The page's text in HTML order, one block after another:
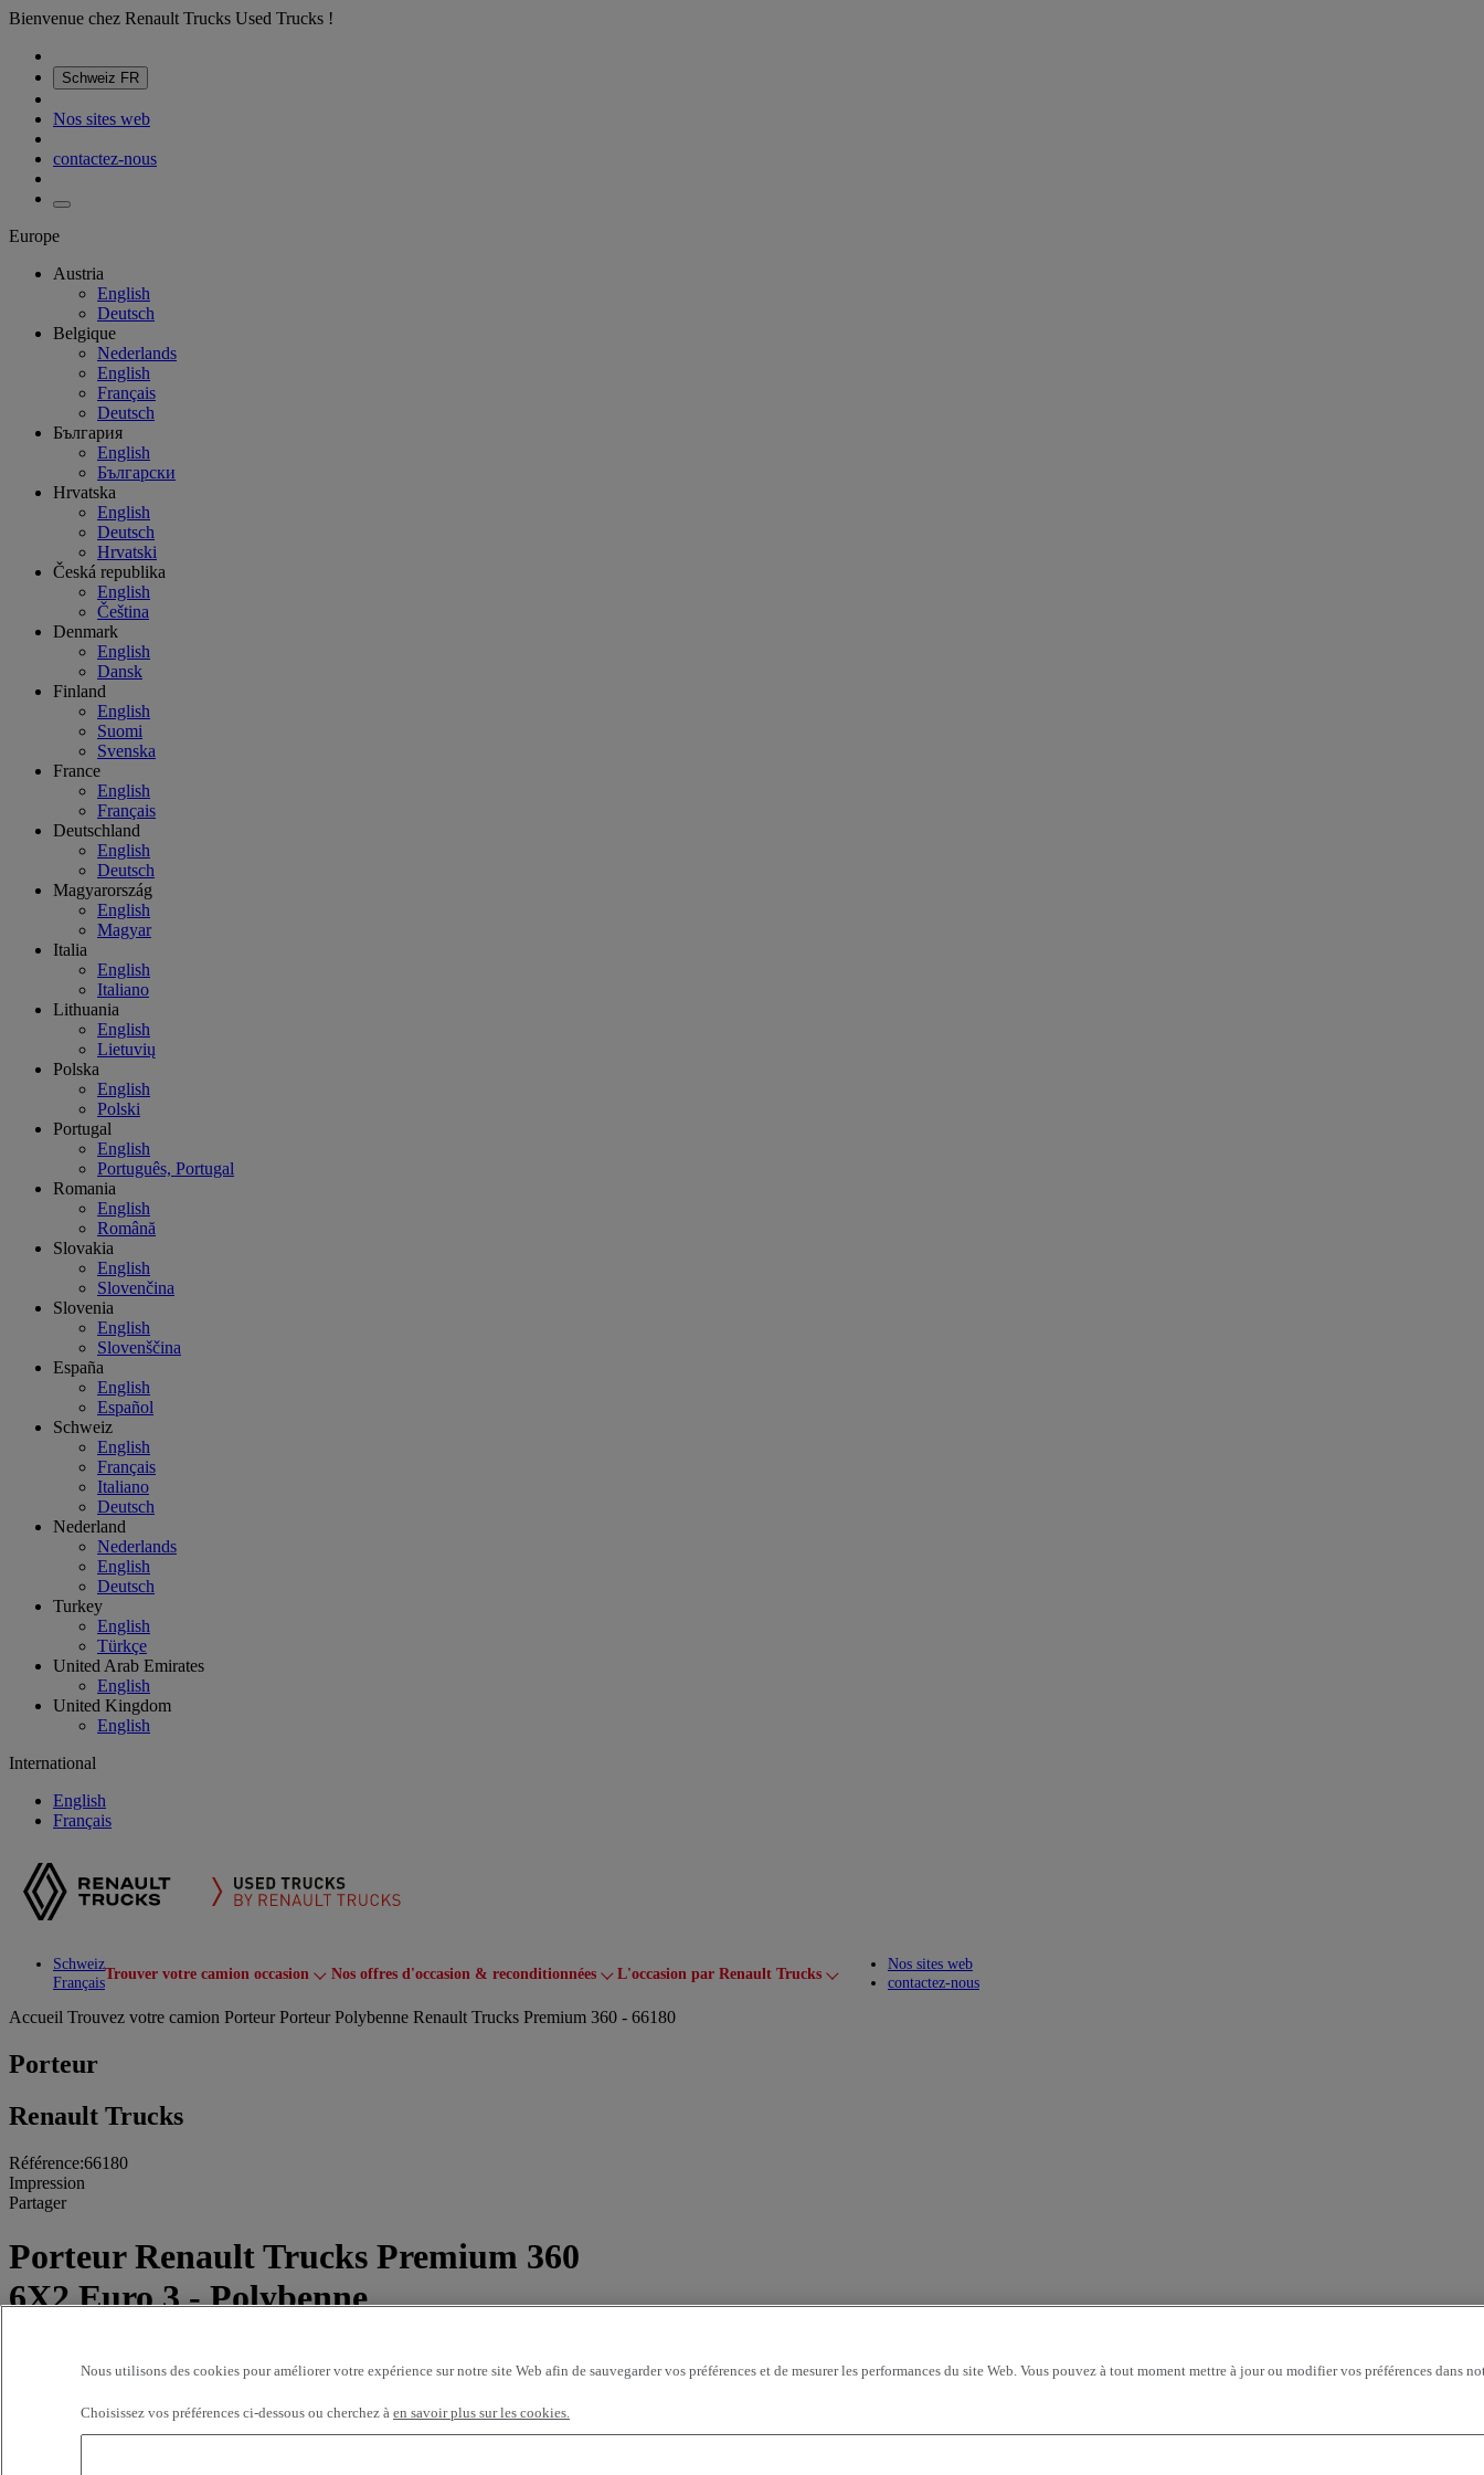
Bienvenue chez Renault Trucks Used Trucks !
Schweiz FR
Nos sites web
contactez-nous
Europe
Austria
English
Deutsch
Belgique
Nederlands
English
Français
Deutsch
България
English
Български
Hrvatska
English
Deutsch
Hrvatski
Česká republika
English
Čeština
Denmark
English
Dansk
Finland
English
Suomi
Svenska
France
English
Français
Deutschland
English
Deutsch
Magyarország
English
Magyar
Italia
English
Italiano
Lithuania
English
Lietuvių
Polska
English
Polski
Portugal
English
Português, Portugal
Romania
English
Română
Slovakia
English
Slovenčina
Slovenia
English
Slovenščina
España
English
Español
Schweiz
English
Français
Italiano
Deutsch
Nederland
Nederlands
English
Deutsch
Turkey
English
Türkçe
United Arab Emirates
English
United Kingdom
English
International
English
Français
Schweiz
Français
Trouver votre camion occasion Toggle submenu
Nos offres d'occasion & reconditionnées Toggle submenu
L'occasion par Renault Trucks Toggle submenu
Nos sites web
contactez-nous
Accueil Trouvez votre camion PorteurPorteur Polybenne Renault Trucks Premium 360 - 66180
Porteur
Renault Trucks
Référence:66180
Impression
Partager
Porteur Renault Trucks Premium 360
6X2 Euro 3 - Polybenne
STE NOUVELLE PYRENEES DIESEL TARBES
Nous utilisons des cookies pour améliorer votre expérience sur notre site Web afin de sauvegarder vos préférences et de mesurer les performances du site Web. Vous pouvez à tout moment mettre à jour ou modifier vos préférences dans
Choisissez vos préférences ci-dessous ou cherchez à en savoir plus sur les cookies.